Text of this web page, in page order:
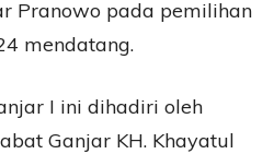
Pranowo pada pemilihan
mendatang.
I ini dihadiri oleh
Ganjar KH. Khayatul